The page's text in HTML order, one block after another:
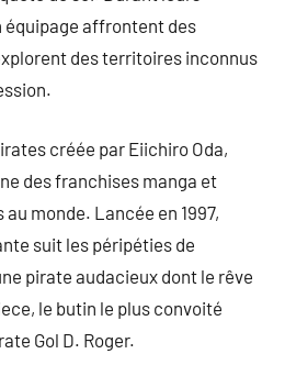
affrontent des
des territoires inconnus
créée par Eiichiro Oda,
des franchises manga et
monde. Lancée en 1997,
suit les péripéties de
pirate audacieux dont le rêve
le butin le plus convoité
Gol D. Roger.